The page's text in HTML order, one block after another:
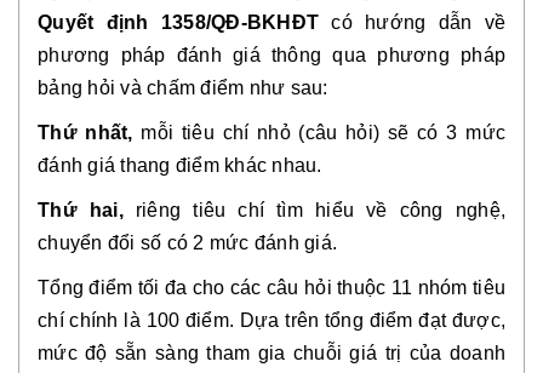
Quyết định 1358/QĐ-BKHĐT có
hướng dẫn về
phương pháp đánh giá thông qua phương pháp
bảng hỏi và chấm điểm như sau:
Thứ nhất, mỗi tiêu chí nhỏ (câu hỏi) sẽ có 3 mức
đánh giá thang điểm khác nhau.
Thứ hai, riêng tiêu chí tìm hiểu về công nghệ,
chuyển đổi số có 2 mức đánh giá.
Tổng điểm tối đa cho các câu hỏi thuộc 11 nhóm tiêu
chí chính là 100 điểm. Dựa trên tổng điểm đạt được,
mức độ sẵn sàng tham gia chuỗi giá trị của doanh